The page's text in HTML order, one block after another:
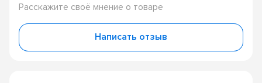
Расскажите своё мнение о товаре
Написать отзыв